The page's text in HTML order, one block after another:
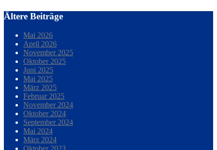
Ältere Beiträge
Mai 2026
April 2026
November 2025
Oktober 2025
Juni 2025
Mai 2025
März 2025
Februar 2025
November 2024
Oktober 2024
September 2024
Mai 2024
März 2024
Oktober 2023